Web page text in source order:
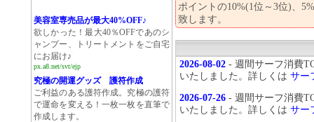
ポイントの10%(1位～3位)、
致します。
2026-08-02 - 週間サーフ消費
いたしました。詳しくは サー
2026-07-26 - 週間サーフ消費
いたしました。詳しくは サー
美容室専売品が最大40%OFF♪
欲しかった！最大40％OFFであのシ
ャンプー、トリートメントをご自宅
にお届け♪
px.a8.net/svt/ejp
究極の開運グッズ 護符作成
ご利益のある護符作成。究極の護符
で運命を変える！一枚一枚を直筆で
作成します。